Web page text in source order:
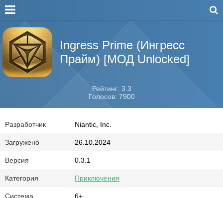
Ingress Prime (Ингресс
Прайм) [МОД Unlocked]
Рейтинг: 3.3
Голосов: 7900
Разработчик Niantic, Inc.
Загружено 26.10.2024
Версия 0.3.1
Категория Приключения
Система 6+